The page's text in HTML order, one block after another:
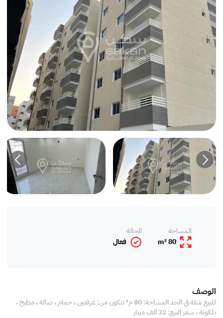
المساحة
80 m²
الحالة
فعال
الوصف
للبيع شقة في الحد المساحة: 80 م² تتكون من: غرفتين ، حمام ، صالة ، مطبخ ،
بلكونة ، سعر البيع: 32 الف دينار